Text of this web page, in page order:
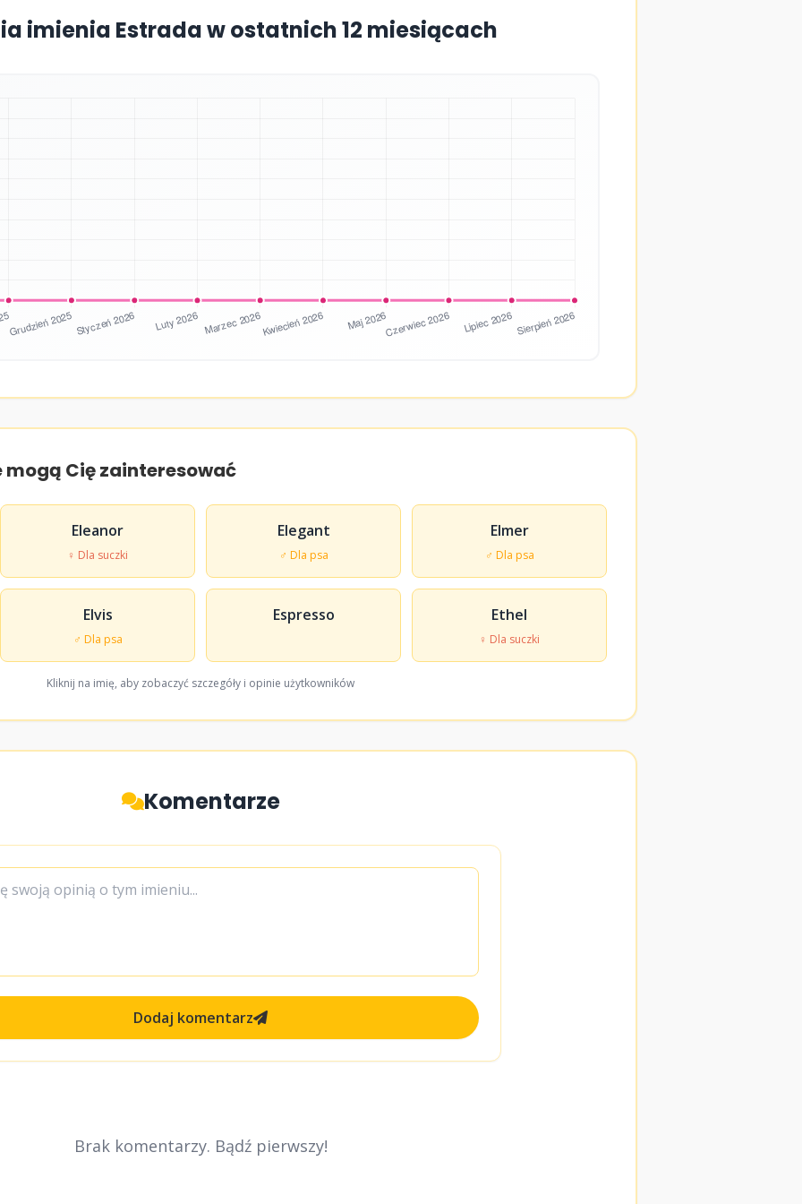
imienia Estrada w ostatnich 12 miesiącach
Cię zainteresować
Eleanor
♀ Dla suczki
Elegant
♂ Dla psa
Elmer
♂ Dla psa
Elvis
♂ Dla psa
Espresso Ethel
♀ Dla suczki
Kliknij na imię, aby zobaczyć szczegóły i opinie użytkowników
Komentarze
Dodaj komentarz
Brak komentarzy. Bądź pierwszy!